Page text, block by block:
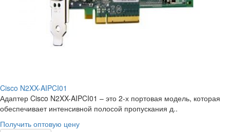
Cisco N2XX-AIPCI01
Адаптер Cisco N2XX-AIPCI01 – это 2-х портовая модель, которая
обеспечивает интенсивной полосой пропускания д..
Получить оптовую цену